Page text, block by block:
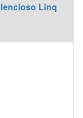
Linq